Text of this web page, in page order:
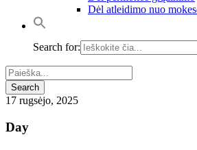
Dėl atleidimo nuo
Search for:
17 rugsėjo, 2025
Day